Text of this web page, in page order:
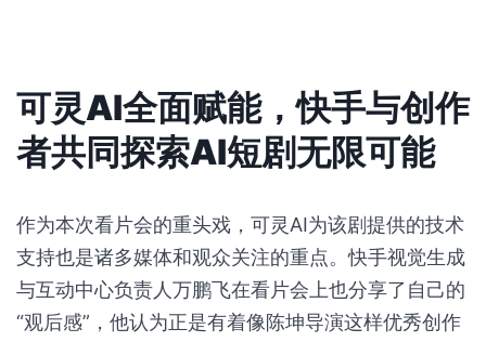
可灵AI全面赋能，快手与创作
者共同探索AI短剧无限可能
作为本次看片会的重头戏，可灵AI为该剧提供的技术
支持也是诸多媒体和观众关注的重点。快手视觉生成
与互动中心负责人万鹏飞在看片会上也分享了自己的
“观后感”，他认为正是有着像陈坤导演这样优秀创作